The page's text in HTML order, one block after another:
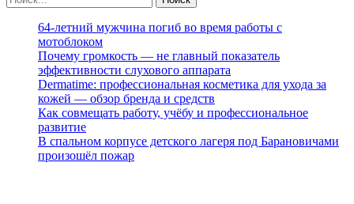
64-летний мужчина погиб во время работы с
мотоблоком
Почему громкость — не главный показатель
эффективности слухового аппарата
Dermatime: профессиональная косметика для ухода за
кожей — обзор бренда и средств
Как совмещать работу, учёбу и профессиональное
развитие
В спальном корпусе детского лагеря под Барановичами
произошёл пожар